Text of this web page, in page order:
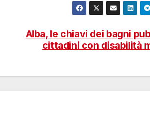
Alba, le chiavi dei bagni
cittadini con disabilità